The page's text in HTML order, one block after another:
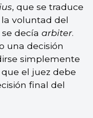
, que se traduce
la voluntad del
decía arbiter.
una decisión
simplemente
el juez debe
final del